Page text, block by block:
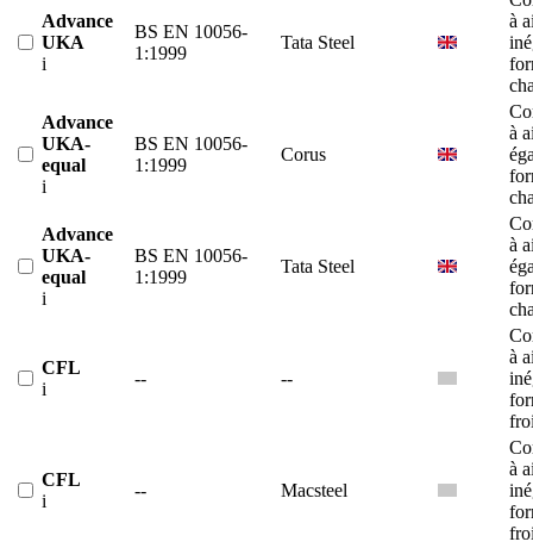
Advance
UKA
i
BS EN 10056-
1:1999
Tata Steel
à
Advance
UKA-
equal
i
BS EN 10056-
1:1999
Corus
à
Advance
UKA-
equal
i
BS EN 10056-
1:1999
Tata Steel
à
CFL
i
-- --
à
CFL
i
-- Macsteel
à